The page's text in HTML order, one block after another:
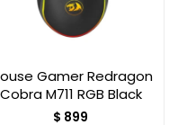
Gamer Redragon
Cobra M711 RGB Black
$ 899